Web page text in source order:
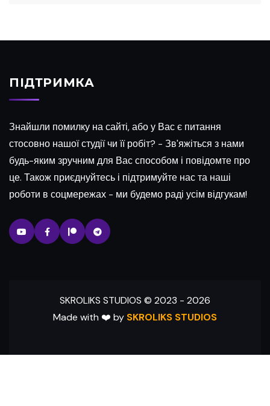
ПІДТРИМКА
Знайшли помилку на сайті, або у Вас є питання
стосовно нашої студії чи її робіт? - Зв'яжіться з нами
будь-яким зручним для Вас способом і повідомте про
це. Також приєднуйтесь і підтримуйте нас та наші
роботи в соцмережах - ми будемо раді усім відгукам!
SKROLIKS STUDIOS © 2023 - 2026
Made with ❤️ by SKROLIKS STUDIOS